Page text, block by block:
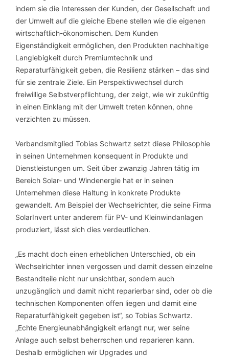
indem sie die Interessen der Kunden, der Gesellschaft und
der Umwelt auf die gleiche Ebene stellen wie die eigenen
wirtschaftlich-ökonomischen. Dem Kunden
Eigenständigkeit ermöglichen, den Produkten nachhaltige
Langlebigkeit durch Premiumtechnik und
Reparaturfähigkeit geben, die Resilienz stärken – das sind
für sie zentrale Ziele. Ein Perspektivwechsel durch
freiwillige Selbstverpflichtung, der zeigt, wie wir zukünftig
in einen Einklang mit der Umwelt treten können, ohne
verzichten zu müssen.
Verbandsmitglied Tobias Schwartz setzt diese Philosophie
in seinen Unternehmen konsequent in Produkte und
Dienstleistungen um. Seit über zwanzig Jahren tätig im
Bereich Solar- und Windenergie hat er in seinen
Unternehmen diese Haltung in konkrete Produkte
gewandelt. Am Beispiel der Wechselrichter, die seine Firma
SolarInvert unter anderem für PV- und Kleinwindanlagen
produziert, lässt sich dies verdeutlichen.
„Es macht doch einen erheblichen Unterschied, ob ein
Wechselrichter innen vergossen und damit dessen einzelne
Bestandteile nicht nur unsichtbar, sondern auch
unzugänglich und damit nicht reparierbar sind, oder ob die
technischen Komponenten offen liegen und damit eine
Reparaturfähigkeit gegeben ist“, so Tobias Schwartz.
„Echte Energieunabhängigkeit erlangt nur, wer seine
Anlage auch selbst beherrschen und reparieren kann.
Deshalb ermöglichen wir Upgrades und